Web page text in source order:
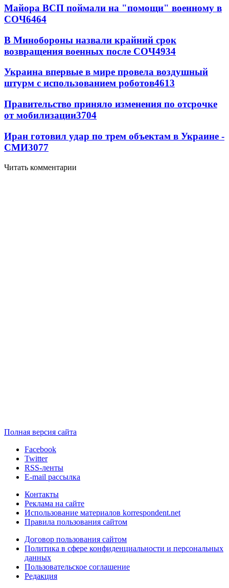
Майора ВСП поймали на "помощи" военному в
СОЧ6464
В Минобороны назвали крайний срок
возвращения военных после СОЧ4934
Украина впервые в мире провела воздушный
штурм с использованием роботов4613
Правительство приняло изменения по отсрочке
от мобилизации3704
Иран готовил удар по трем объектам в Украине -
СМИ3077
Читать комментарии
Полная версия сайта
Facebook
Twitter
RSS-ленты
E-mail рассылка
Контакты
Реклама на сайте
Использование материалов korrespondent.net
Правила пользования сайтом
Договор пользования сайтом
Политика в сфере конфиденциальности и персональных
данных
Пользовательское соглашение
Редакция